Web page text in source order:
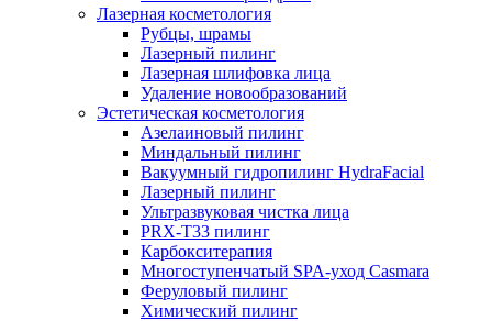
Лазерная косметология
Рубцы, шрамы
Лазерный пилинг
Лазерная шлифовка лица
Удаление новообразований
Эстетическая косметология
Азелаиновый пилинг
Миндальный пилинг
Вакуумный гидропилинг HydraFacial
Лазерный пилинг
Ультразвуковая чистка лица
PRX-T33 пилинг
Карбокситерапия
Многоступенчатый SPA-уход Сasmara
Феруловый пилинг
Химический пилинг